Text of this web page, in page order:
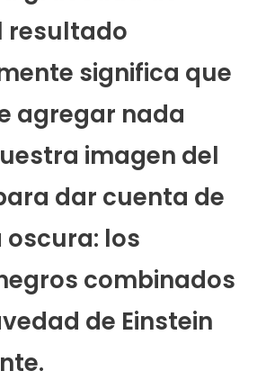
resultado
significa que
agregar nada
imagen del
dar cuenta de
oscura: los
combinados
de Einstein